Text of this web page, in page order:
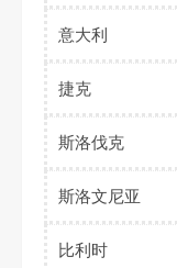
意大利
捷克
斯洛伐克
斯洛文尼亚
比利时